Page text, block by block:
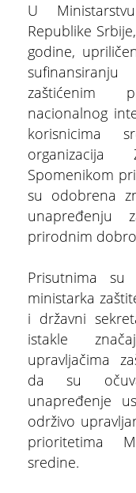
U
Republike
godine,
zaštićenim
nacionalnog
korisnicima
Spomenikom
su odobrena
unapređenju
prirodnim
Prisutnima
ministarka
i državni
istakle
upravljačima
da su
unapređenje
održivo
prioritetima
sredine.